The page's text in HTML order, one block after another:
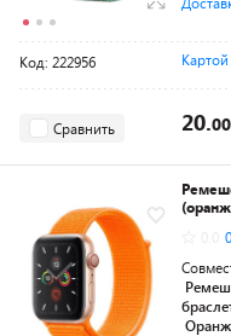
Код: 222956
Сравнить 20.00